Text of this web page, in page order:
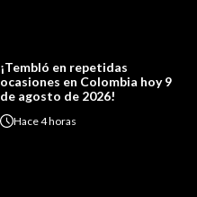
¡Tembló en repetidas
ocasiones en Colombia hoy 9
de agosto de 2026!
Hace4 horas